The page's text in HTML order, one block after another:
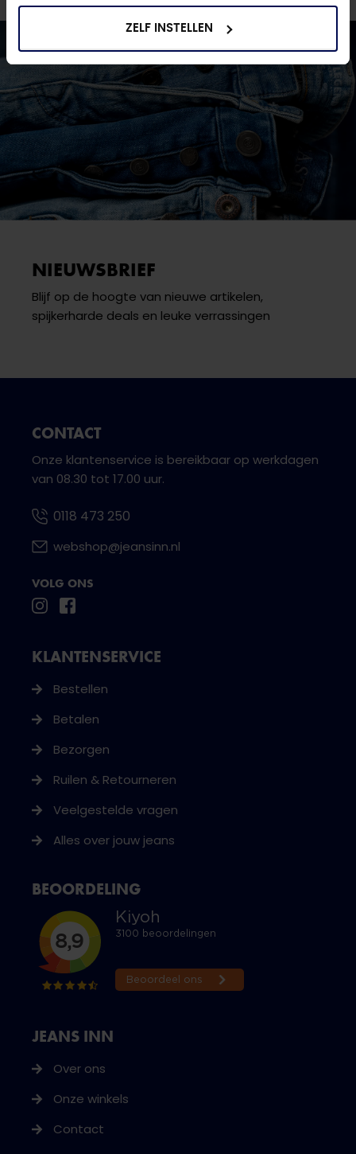
ZELF INSTELLEN
NIEUWSBRIEF
Blijf op de hoogte van nieuwe artikelen,
spijkerharde deals en leuke verrassingen
CONTACT
Onze klantenservice is bereikbaar op werkdagen
van 08.30 tot 17.00 uur.
0118 473 250
webshop@jeansinn.nl
VOLG ONS
JEANS INN
Over ons
Onze winkels
Contact
KLANTENSERVICE
Bestellen
Betalen
Bezorgen
Ruilen & Retourneren
Veelgestelde vragen
Alles over jouw jeans
BEOORDELING